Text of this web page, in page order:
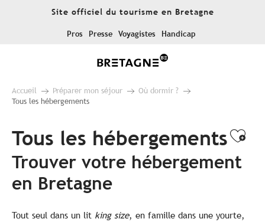
Site officiel du tourisme en Bretagne
Pros Presse Voyagistes Handicap
Accueil Préparer mon séjour
Où dormir ?
Tous les hébergements
Tous les hébergements
Trouver votre hébergement
en Bretagne
Tout seul dans un lit king size, en famille dans une yourte,